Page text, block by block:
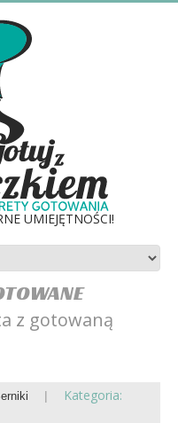
UMIEJĘTNOŚCI!
z gotowaną
Kategoria: